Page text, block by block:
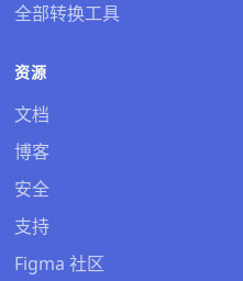
全部转换工具
资源
文档
博客
安全
支持
Figma 社区